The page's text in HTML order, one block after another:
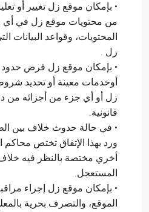
• بإمكان موقع زل تغيير أو
من محتويات موقع زل في أي
المحتويات، وقواعد البيانات
زل .
• بإمكان موقع زل فرض
أوخدمات معينة أو تحديد
زل أو أي جزء من أجزائه من
قانونية.
• في حالة حدوث خلاف بين
ورد بهذا الإتفاق تختص
أخري مختصة بالنظر فيه
المستعجل.
• بإمكان موقع زل إجراء
الموقع، والتصرف بحرية